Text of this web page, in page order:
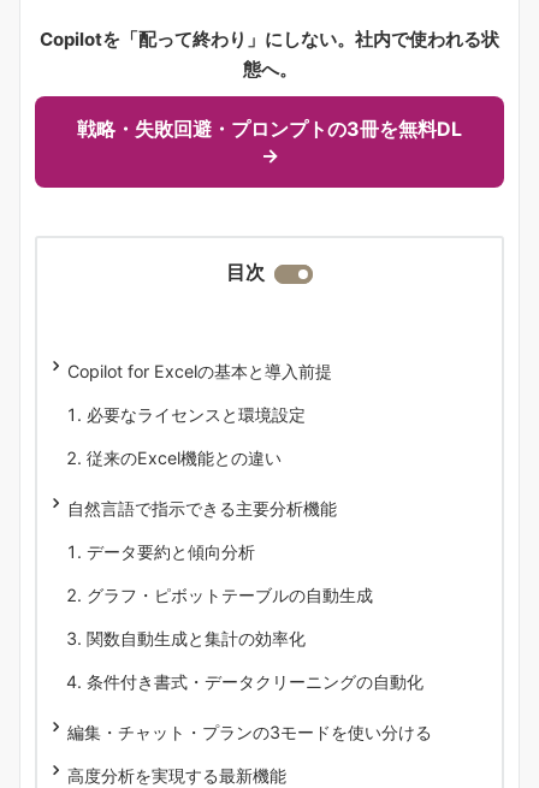
Copilotを「配って終わり」にしない。社内で使われる状
態へ。
戦略・失敗回避・プロンプトの3冊を無料DL
→
目次
Copilot for Excelの基本と導入前提
必要なライセンスと環境設定
従来のExcel機能との違い
自然言語で指示できる主要分析機能
データ要約と傾向分析
グラフ・ピボットテーブルの自動生成
関数自動生成と集計の効率化
条件付き書式・データクリーニングの自動化
編集・チャット・プランの3モードを使い分ける
高度分析を実現する最新機能